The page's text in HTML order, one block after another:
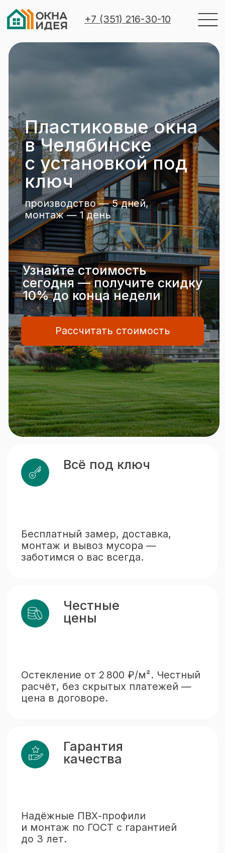
+7 (351) 216-30-10
Объекты остекления Виды
Меню
с установкой под
ключ
производство — 5 дней,
монтаж — 1 день
Рассчитать стоимость
Узнайте стоимость
сегодня — получите скидку
10% до конца недели
Всё под ключ
Честные
Гарантия
качества
Бесплатный замер, доставка,
монтаж и вывоз мусора —
заботимся о вас всегда.
Остекление от 2 800 ₽/м². Честный
до 3 лет.
остекления
Остекление домов
и коттеджей